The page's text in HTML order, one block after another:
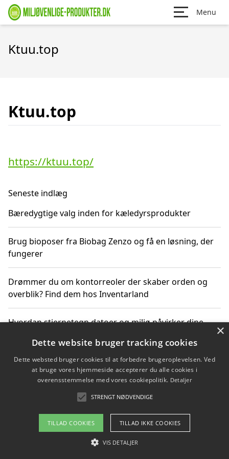
Menu
Ktuu.top
Ktuu.top
https://ktuu.top/
Seneste indlæg
Bæredygtige valg inden for kæledyrsprodukter
Brug bioposer fra Biobag Zenzo og få en løsning, der
fungerer
Drømmer du om kontorreoler der skaber orden og
overblik? Find dem hos Inventarland
Hvordan stjernetegn datoer og miljø påvirker dine
Bæredygtige gadgets til en grønnere hverdag
Om / kontakt
Blog Betingelser
×
Dette website bruger tracking cookies
Dette websted bruger cookies til at forbedre brugeroplevelsen. Ved
at bruge vores hjemmeside accepterer du alle cookies i
overensstemmelse med vores cookiepolitik. Detaljer
STRENGT NØDVENDIGE
TILLAD COOKIES TILLAD IKKE COOKIES
VIS DETALJER